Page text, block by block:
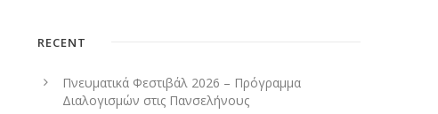
RECENT
Πνευματικά Φεστιβάλ 2026 – Πρόγραμμα
Διαλογισμών στις Πανσελήνους